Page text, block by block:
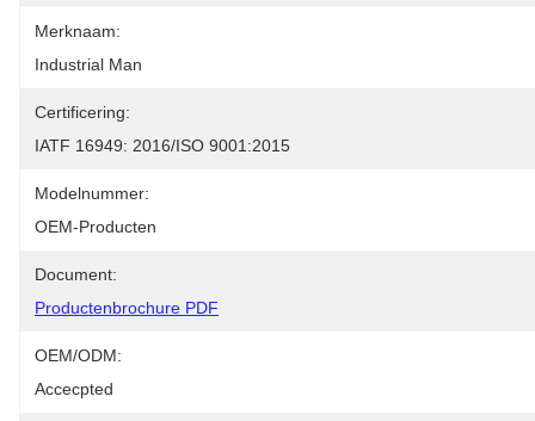
Merknaam:
Industrial Man
Certificering:
IATF 16949: 2016/ISO 9001:2015
Modelnummer:
OEM-Producten
Document:
Productenbrochure PDF
OEM/ODM:
Accecpted